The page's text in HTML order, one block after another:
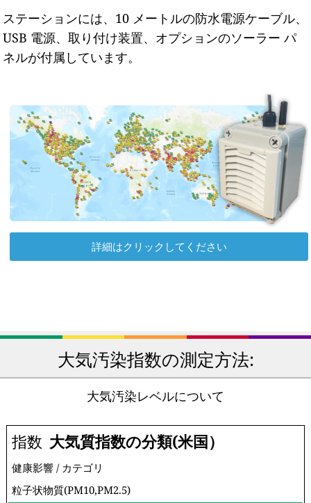
ステーションには、10 メートルの防水電源ケーブル、
USB 電源、取り付け装置、オプションのソーラー パ
ネルが付属しています。
詳細はクリックしてください
大気汚染指数の測定方法:
大気汚染レベルについて
指数 大気質指数の分類(米国）
健康影響 / カテゴリ
粒子状物質(PM10,PM2.5)